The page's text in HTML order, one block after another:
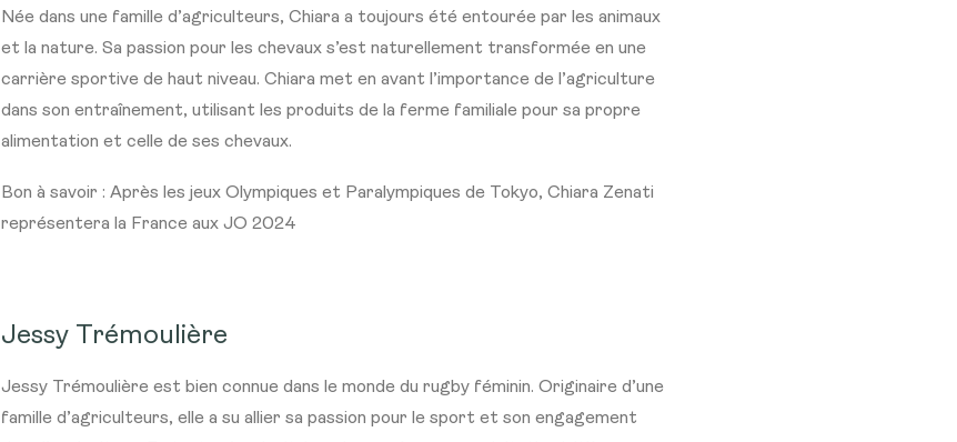
Née dans une famille d’agriculteurs, Chiara a toujours été entourée par les animaux
et la nature. Sa passion pour les chevaux s’est naturellement transformée en une
carrière sportive de haut niveau. Chiara met en avant l’importance de l’agriculture
dans son entraînement, utilisant les produits de la ferme familiale pour sa propre
alimentation et celle de ses chevaux.
Bon à savoir : Après les jeux Olympiques et Paralympiques de Tokyo, Chiara Zenati
représentera la France aux JO 2024
Jessy Trémoulière
Jessy Trémoulière est bien connue dans le monde du rugby féminin. Originaire d’une
famille d’agriculteurs, elle a su allier sa passion pour le sport et son engagement